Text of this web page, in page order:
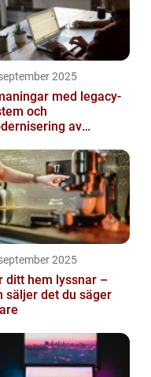
2025
med legacy-
och
av
2025
ditt hem lyssnar –
säljer det du säger